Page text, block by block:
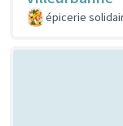
épicerie